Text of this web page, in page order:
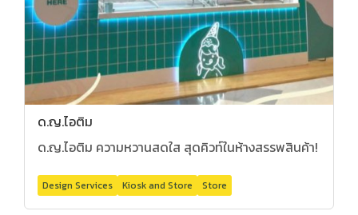
ด.ญ.ไอติม
ด.ญ.ไอติม ความหวานสดใส สุดคิวท์ในห้างสรรพสินค้า!
Design Services Kiosk and Store Store